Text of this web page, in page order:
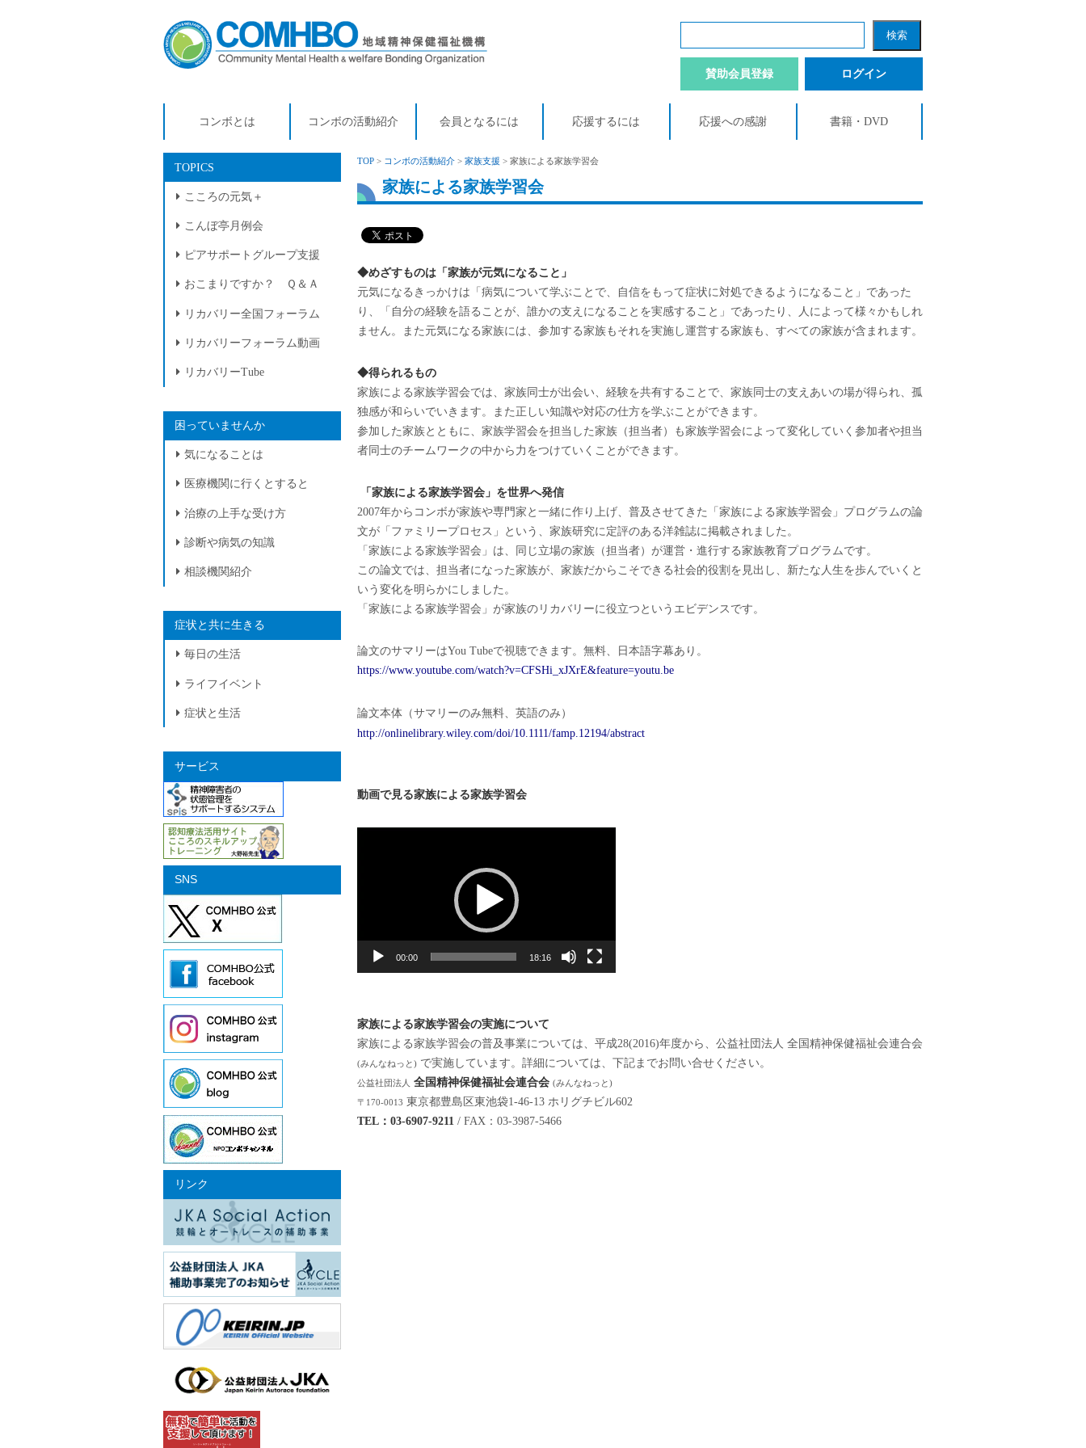
賛助会員登録 ログイン
コンボとは コンボの活動紹介 会員となるには 応援するには 応援への感謝 書籍・DVD
TOPICS
こころの元気＋
こんぼ亭月例会
ピアサポートグループ支援
おこまりですか？ Ｑ＆Ａ
リカバリー全国フォーラム
リカバリーフォーラム動画
リカバリーTube
困っていませんか
気になることは
医療機関に行くとすると
治療の上手な受け方
診断や病気の知識
相談機関紹介
症状と共に生きる
毎日の生活
ライフイベント
症状と生活
サービス
SNS
リンク
TOP> コンボの活動紹介> 家族支援 > 家族による家族学習会
家族による家族学習会
◆めざすものは「家族が元気になること」
元気になるきっかけは「病気について学ぶことで、自信をもって症状に対処できるようになること」であった
り、「自分の経験を語ることが、誰かの支えになることを実感すること」であったり、人によって様々かもしれ
ません。また元気になる家族には、参加する家族もそれを実施し運営する家族も、すべての家族が含まれます。
◆得られるもの
家族による家族学習会では、家族同士が出会い、経験を共有することで、家族同士の支えあいの場が得られ、孤
独感が和らいでいきます。また正しい知識や対応の仕方を学ぶことができます。
参加した家族とともに、家族学習会を担当した家族（担当者）も家族学習会によって変化していく参加者や担当
者同士のチームワークの中から力をつけていくことができます。
「家族による家族学習会」を世界へ発信
2007年からコンボが家族や専門家と一緒に作り上げ、 普及させてきた「家族による家族学習会」 プログラムの論
文が「ファミリープロセス」という、 家族研究に定評のある洋雑誌に掲載されました。
「 家族による家族学習会」は、同じ立場の家族（担当者）が運営・ 進行する家族教育プログラムです。
この論文では、 担当者になった家族が、 家族だからこそできる社会的役割を見出し、 新たな人生を歩んでいくと
いう変化を明らかにしました。
「 家族による家族学習会」 が家族のリカバリーに役立つというエビデンスです。
論文のサマリーはYou Tubeで視聴できます。無料、日本語字幕あり。
https://www.youtube.com/watch?v=CFSHi_xJXrE&feature=youtu.be
論文本体（サマリーのみ無料、英語のみ）
http://onlinelibrary.wiley.com/doi/10.1111/famp.12194/abstract
動画で見る家族による家族学習会
ヤ
00:00 18:16
家族による家族学習会の実施について
家族による家族学習会の普及事業については、平成28(2016)年度から、公益社団法人 全国精神保健福祉会連合会
(みんなねっと)で実施しています。詳細については、下記までお問い合せください。
公益社団法人 全国精神保健福祉会連合会 (みんなねっと)
〒170-0013 東京都豊島区東池袋1-46-13 ホリグチビル602
TEL：03-6907-9211 / FAX：03-3987-5466